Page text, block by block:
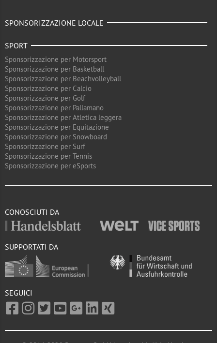
SPONSORIZZAZIONE LOCALE
SPORT
Sponsorizzazione per Motorsport
Sponsorizzazione per Basketball
Sponsorizzazione per Beachvolleyball
Sponsorizzazione per Calcio
Sponsorizzazione per Golf
Sponsorizzazione per Pallamano
Sponsorizzazione per Atletica leggera
Sponsorizzazione per Equitazione
Sponsorizzazione per Snowboard
Sponsorizzazione per Surf
Sponsorizzazione per Tennis
Sponsorizzazione per eSports
CONOSCIUTI DA
SUPPORTATI DA
SEGUICI